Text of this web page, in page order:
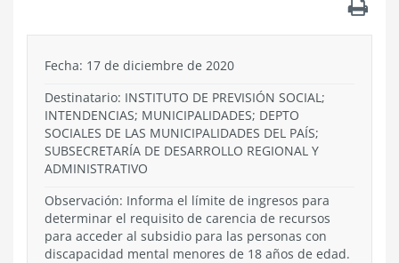
Fecha: 17 de diciembre de 2020
Destinatario: INSTITUTO DE PREVISIÓN SOCIAL;
INTENDENCIAS; MUNICIPALIDADES; DEPTO
SOCIALES DE LAS MUNICIPALIDADES DEL PAÍS;
SUBSECRETARÍA DE DESARROLLO REGIONAL Y
ADMINISTRATIVO
Observación: Informa el límite de ingresos para
determinar el requisito de carencia de recursos
para acceder al subsidio para las personas con
discapacidad mental menores de 18 años de edad.